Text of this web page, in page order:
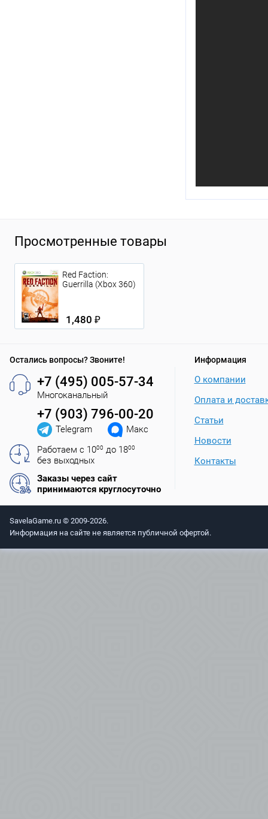
Просмотренные товары
Red Faction:
Guerrilla (Xbox 360)
1,480 ₽
Остались вопросы? Звоните!
+7 (495) 005-57-34
Многоканальный
+7 (903) 796-00-20
Telegram
Макс
Работаем с 1000 до 1800
без выходных
Заказы через сайт
принимаются круглосуточно
Информация
О компании
Оплата и
Статьи
Новости
Контакты
SavelaGame.ru © 2009-2026.
Информация на сайте не является публичной офертой.